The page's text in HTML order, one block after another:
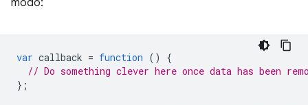
modo:
var callback = function ()
{
// Do something clever here once data has been
};